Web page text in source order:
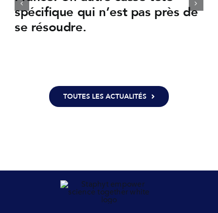
spécifique qui n’est pas près de
se résoudre.
TOUTES LES ACTUALITÉS